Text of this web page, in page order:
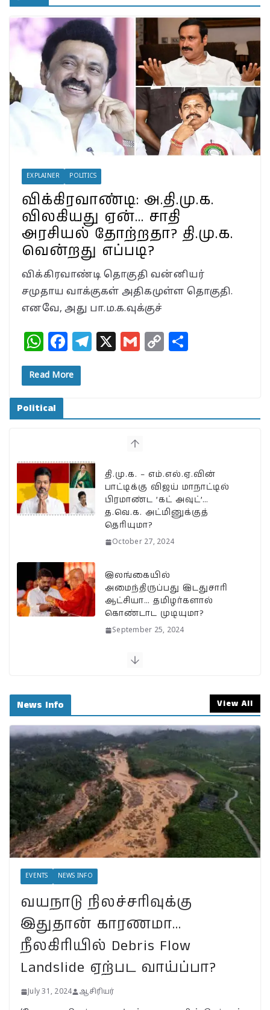
தெரியுமா?
இலங்கையில்
அமைந்திருப்பது இடதுசாரி
ஆட்சியா… தமிழர்களால்
கொண்டாட முடியுமா?
பேரழிவின் வடுவாக வயநாடு:
40 ஆண்டுகள் கடந்து அதே
இடத்தில் நிலச்சரிவு!
வயநாடு நிலச்சரிவுக்கு
இதுதான் காரணமா…
நீலகிரியில் Debris Flow
Landslide ஏற்பட வாய்ப்பா?
வயநாட்டில் முதல் வெற்றி!
EXPLAINER POLITICS
விக்கிரவாண்டி: அ.தி.மு.க.
விலகியது ஏன்… சாதி
அரசியல் தோற்றதா? தி.மு.க.
வென்றது எப்படி?
விக்கிரவாண்டி தொகுதி வன்னியர்
சமுதாய வாக்குகள் அதிகமுள்ள தொகுதி.
எனவே, அது பா.ம.க.வுக்குச்
W
h
at
s
A
p
F
a
c
b
o
k
T
ra
X
G
C
Li e
Read More
Political
தி.மு.க. – எம்.எல்.ஏ.வின்
பாட்டிக்கு விஜய் மாநாட்டில்
பிரமாண்ட ’கட் அவுட்’…
த.வெ.க. அட்மினுக்குத்
தெரியுமா?
October 27, 2024
இலங்கையில்
அமைந்திருப்பது இடதுசாரி
ஆட்சியா… தமிழர்களால்
கொண்டாட முடியுமா?
September 25, 2024
பேரழிவின் வடுவாக வயநாடு:
வயநாடு நிலச்சரிவுக்கு
இதுதான் காரணமா…
நீலகிரியில் Debris Flow
Landslide ஏற்பட வாய்ப்பா?
July 31, 2024
BSNLக்கு மாறும் மக்கள்;
பா.ஜ.க. புத்துயிர் அளிக்குமா…
இறுதி உயிர்த் துடிப்பையும்
தென்னிந்தியாவின்
முகமாகிறாரா பிரியங்கா?
காங்கிரஸ் வியூகம் என்ன?
November 23, 2024
News Info View All
EVENTS NEWS INFO
வயநாடு நிலச்சரிவுக்கு
இதுதான் காரணமா…
நீலகிரியில் Debris Flow
Landslide ஏற்பட வாய்ப்பா?
July 31, 2024 ஆசிரியர்